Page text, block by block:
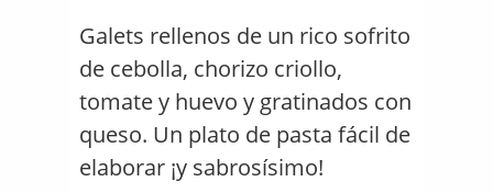
Galets rellenos de un rico sofrito
de cebolla, chorizo criollo,
tomate y huevo y gratinados con
queso. Un plato de pasta fácil de
elaborar ¡y sabrosísimo!